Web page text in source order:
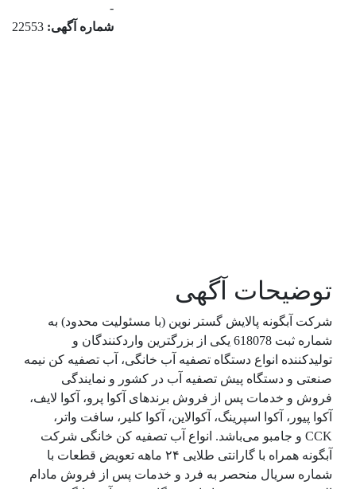
-
شماره آگهی: 22553
توضیحات آگهی
شرکت آبگونه پالایش گستر نوین (با مسئولیت محدود) به
شماره ثبت 618078 یکی از بزرگترین واردکنندگان و
تولیدکننده انواع دستگاه تصفیه آب خانگی، آب تصفیه کن نیمه
صنعتی و دستگاه پیش تصفیه آب در کشور و نمایندگی
فروش و خدمات پس از فروش برندهای آکوا پرو، آکوا لایف،
آکوا پیور، آکوا اسپرینگ، آکوالاین، آکوا کلیر، سافت واتر،
CCK و جامبو می‌باشد. انواع آب تصفیه کن خانگی شرکت
آبگونه همراه با گارانتی طلایی ۲۴ ماهه تعویض قطعات با
شماره سریال منحصر به فرد و خدمات پس از فروش مادام